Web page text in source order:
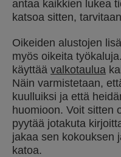
antaa kaikkien lukea
katsoa sitten,
Oikeiden alustojen
myös oikeita
käyttää valkotaulua
Näin varmistetaan,
kuulluiksi ja että
huomioon. Voit sitten
pyytää jotakuta
jakaa sen kokouksen
katoa.